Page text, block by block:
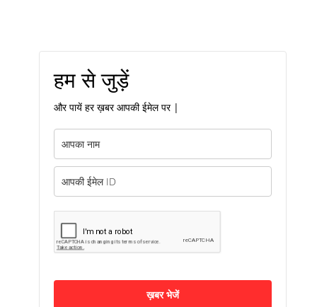
हम से जुड़ें
और पायें हर ख़बर आपकी ईमेल पर |
ख़बर भेजें